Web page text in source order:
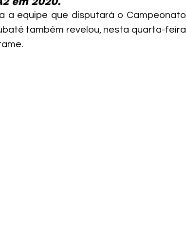
a equipe que disputará o Campeonato
também revelou, nesta quarta-feira